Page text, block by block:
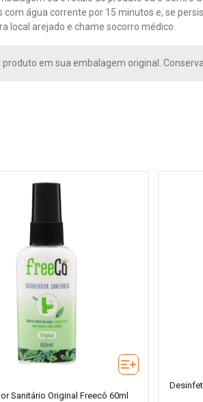
com água corrente por 15 minutos e, se
local arejado e chame socorro médico.
em sua embalagem original.
Sanitário Original Freecô 60ml